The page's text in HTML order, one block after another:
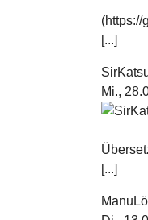
(https://
[...]
Mi.,
[...]